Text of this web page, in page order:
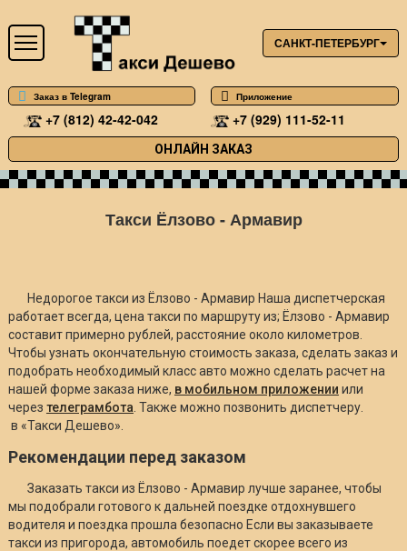
САНКТ-ПЕТЕРБУРГ
Заказ в Telegram Приложение
+7 (812) 42-42-042 +7 (929) 111-52-11
ОНЛАЙН ЗАКАЗ
Такси Ёлзово - Армавир
Недорогое такси из Ёлзово - Армавир Наша диспетчерская
работает всегда, цена такси по маршруту из; Ёлзово - Армавир
составит примерно рублей, расстояние около километров.
Чтобы узнать окончательную стоимость заказа, сделать заказ и
подобрать необходимый класс авто можно сделать расчет на
нашей форме заказа ниже, в мобильном приложении или
через телеграмбота . Также можно позвонить диспетчеру.
в «Такси Дешево».
Рекомендации перед заказом
Заказать такси из Ёлзово - Армавир лучше заранее, чтобы
мы подобрали готового к дальней поездке отдохнувшего
водителя и поездка прошла безопасно Если вы заказываете
такси из пригорода, автомобиль поедет скорее всего из